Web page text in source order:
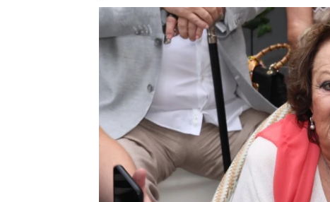
Zaznamenali jste